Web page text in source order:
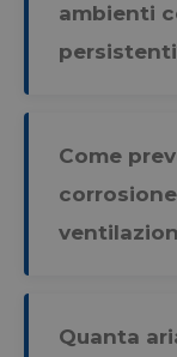
ambienti
Come
Quanta